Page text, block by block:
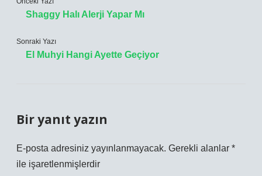
Shaggy Halı Alerji Yapar Mı
Sonraki Yazı
El Muhyi Hangi Ayette Geçiyor
Bir yanıt yazın
E-posta adresiniz yayınlanmayacak. Gerekli alanlar *
ile işaretlenmişlerdir